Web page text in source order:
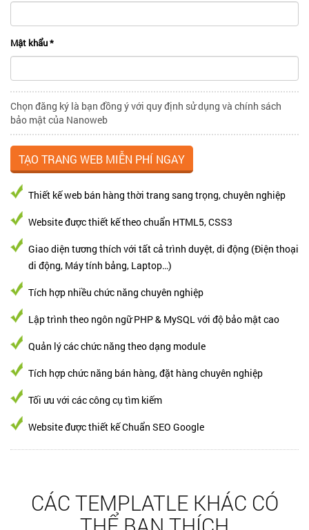
Mật khẩu*
Chọn đăng ký là bạn đồng ý với quy định sử dụng và chính sách
bảo mật của Nanoweb
Thiết kế web bán hàng thời trang sang trọng, chuyên nghiệp
Website được thiết kế theo chuẩn HTML5, CSS3
Giao diện tương thích với tất cả trình duyệt, di động (Điện thoại
di động, Máy tính bảng, Laptop…)
Tích hợp nhiều chức năng chuyên nghiệp
Lập trình theo ngôn ngữ PHP & MySQL với độ bảo mật cao
Quản lý các chức năng theo dạng module
Tích hợp chức năng bán hàng, đặt hàng chuyên nghiệp
Tối ưu với các công cụ tìm kiếm
Website được thiết kế Chuẩn SEO Google
CÁC TEMPLATLE KHÁC CÓ